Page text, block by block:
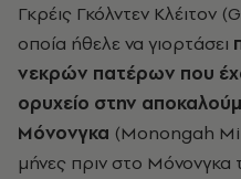
Γκρέις Γκόλντεν
οποία ήθελε να γιορτάσει
νεκρών πατέρων που
ορυχείο στην
Μόνονγκα (Monongah
μήνες πριν στο Μόνονγκα